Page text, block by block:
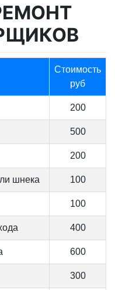
Стоимость
руб
200
500
200
шнека 100
100
400
600
300